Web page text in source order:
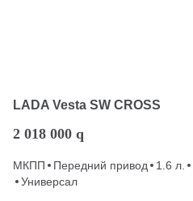
LADA Vesta SW CROSS
2 018 000 q
МКПП Передний привод 1.6 л.
Универсал